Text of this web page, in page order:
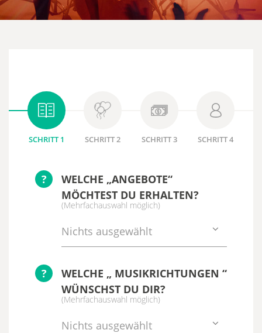
SCHRITT 1 SCHRITT 2 SCHRITT 3 SCHRITT 4
?
WELCHE „ANGEBOTE“
MÖCHTEST DU ERHALTEN?
(Mehrfachauswahl möglich)
Nichts ausgewählt
?
WELCHE „ MUSIKRICHTUNGEN “
WÜNSCHST DU DIR?
(Mehrfachauswahl möglich)
Nichts ausgewählt